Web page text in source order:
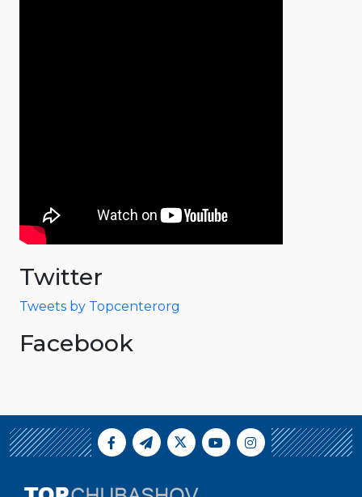
Twitter
Tweets by Topcenterorg
Facebook